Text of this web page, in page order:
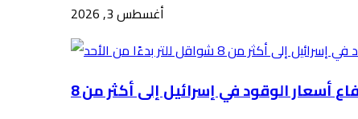
أغسطس 3, 2026